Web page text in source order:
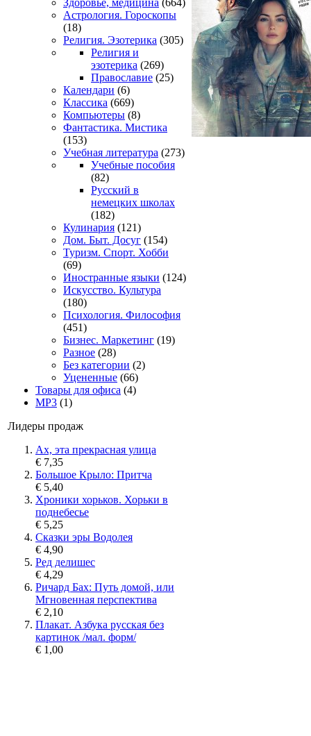
Здоровье, медицина (664)
Астрология. Гороскопы
(18)
Религия. Эзотерика (305)
Религия и
эзотерика (269)
Православие (25)
Календари (6)
Классика (669)
Компьютеры (8)
Фантастика. Мистика
(153)
Учебная литература (273)
Учебные пособия
(82)
Русский в
немецких школах
(182)
Кулинария (121)
Дом. Быт. Досуг (154)
Туризм. Спорт. Хобби
(69)
Иностранные языки (124)
Искусство. Культура
(180)
Психология. Философия
(451)
Бизнес. Маркетинг (19)
Разное (28)
Без категории (2)
Уцененные (66)
Товары для офиса (4)
MP3 (1)
Лидеры продаж
Ах, эта прекрасная улица
€ 7,35
Большое Крыло: Притча
€ 5,40
Хроники хорьков. Хорьки в
поднебесье
€ 5,25
Сказки эры Водолея
€ 4,90
Ред делишес
€ 4,29
Ричард Бах: Путь домой, или
Мгновенная перспектива
€ 2,10
Плакат. Азбука русская без
картинок /мал. форм/
€ 1,00